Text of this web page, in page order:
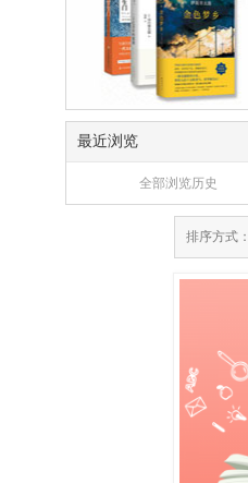
最近浏览
全部浏览历史
排序方式：